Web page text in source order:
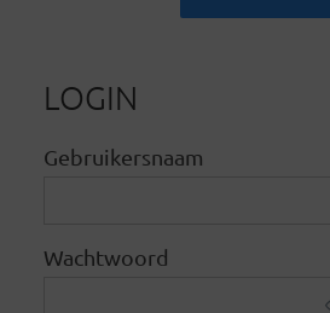
LOGIN
Gebruikersnaam
Wachtwoord